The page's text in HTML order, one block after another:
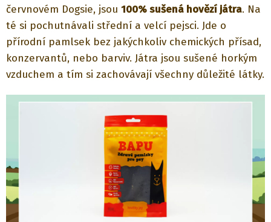
červnovém Dogsie, jsou 100% sušená hovězí játra. Na
té si pochutnávali střední a velcí pejsci. Jde o
přírodní pamlsek bez jakýchkoliv chemických přísad,
konzervantů, nebo barviv. Játra jsou sušené horkým
vzduchem a tím si zachovávají všechny důležité látky.